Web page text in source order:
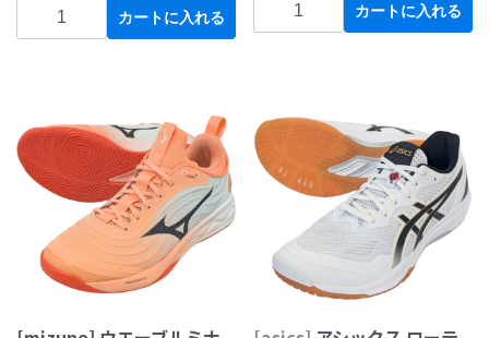
カートに入れる カートに入れる